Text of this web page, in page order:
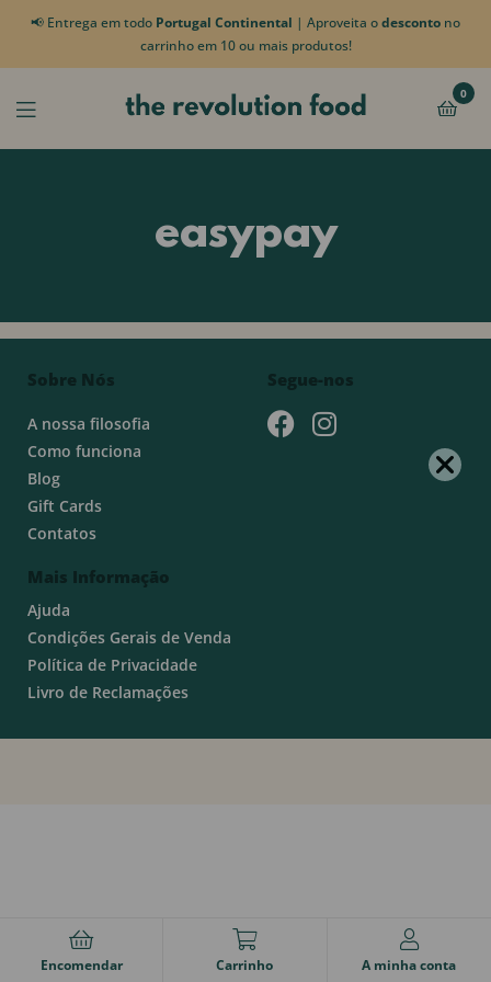
📢 Entrega em todo Portugal Continental | Aproveita odesconto no
carrinho em 10 ou mais produtos!
0
easypay
Sobre Nós
A nossa filosofia
Como funciona
Blog
Gift Cards
Contatos
Mais Informação
Ajuda
Condições Gerais de Venda
Política de Privacidade
Livro de Reclamações
Segue-nos
Encomendar Carrinho A minha conta